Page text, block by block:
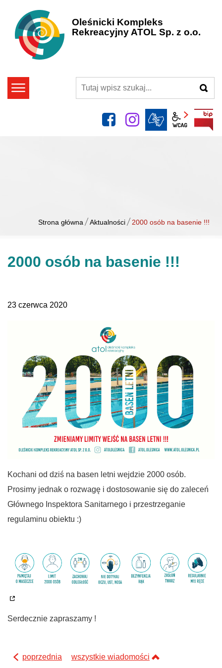
Oleśnicki Kompleks
Rekreacyjny ATOL Sp. z o.o.
szukaj
facebookinstagram
Panel wcag
Strona główna / Aktualności / 2000 osób na basenie !!!
2000 osób na basenie !!!
23 czerwca 2020
Kochani od dziś na basen letni wejdzie 2000 osób.
Prosimy jednak o rozwagę i dostosowanie się do zaleceń
Głównego Inspektora Sanitarnego i przestrzeganie
regulaminu obiektu :)
Serdecznie zapraszamy !
poprzednia wszystkie wiadomości